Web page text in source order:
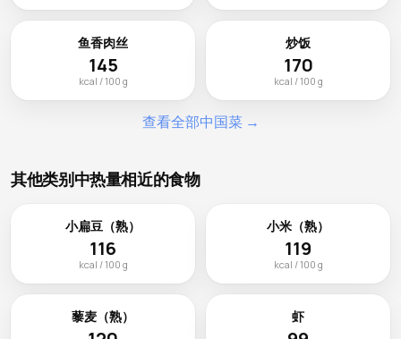
鱼香肉丝
145
kcal / 100 g
炒饭
170
kcal / 100 g
查看全部中国菜 →
其他类别中热量相近的食物
小扁豆（熟）
116
kcal / 100 g
小米（熟）
119
kcal / 100 g
藜麦（熟） 虾